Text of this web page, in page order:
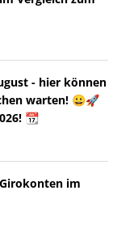
- hier können
warten! 😀🚀
📆
im